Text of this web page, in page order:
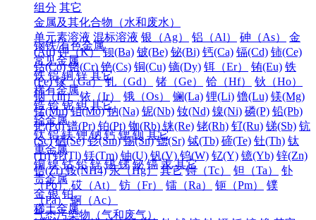
组分 其它
金属及其化合物（水和废水）
单元素溶液 混标溶液 银（Ag） 铝（Al） 砷（As）
金
(Au) 钾（K） 钡(Ba) 铍(Be) 铋(Bi) 钙(Ca) 镉(Cd) 铈(Ce)
钴(Co) 铬(Cr) 铯(Cs) 铜(Cu) 镝(Dy) 铒（Er） 铕(Eu) 铁
(Fe) 镓（Ga） 钆（Gd） 锗（Ge） 铪（Hf）
钬（Ho）
铟（In） 铱（Ir） 锇（Os） 镧(La) 锂(Li) 镥(Lu) 镁(Mg)
锰(Mn) 钼(Mo) 钠(Na) 铌(Nb) 钕(Nd) 镍(Ni) 磷(P) 铅(Pb)
钯(Pd) 镨(Pr) 铂(Pt) 铷(Rb) 铼(Re) 铑(Rh) 钌(Ru) 锑(Sb) 钪
(Sc) 硒(Se) 钐(Sm) 锡(Sn) 锶(Sr) 铽(Tb) 碲(Te) 钍(Th) 钛
(Ti) 铊(Tl) 铥(Tm) 铀(U) 钒(V) 钨(W) 钇(Y) 镱(Yb) 锌(Zn)
锆(Zr) 铵(NH4) 汞（Hg） 其它 锝（Tc） 钽（Ta）
钋
（Po） 砹（At） 钫（Fr） 镭（Ra） 钷（Pm）
镤
（Pa） 锕（Ac）
气态污染物（气和废气）
钢铁/有色金属
常见金属
铁 铝 铜 锌 其它
稀有金属
锆 铪 铌 钽 其它
轻金属
钛 铝 镁 钾 钠 钙 锶 钡 其它
重金属
铜 镍 钴 铅 锌 锡 锑 铋 镉 汞 其它
贵金属
金 银 铂
稀土金属